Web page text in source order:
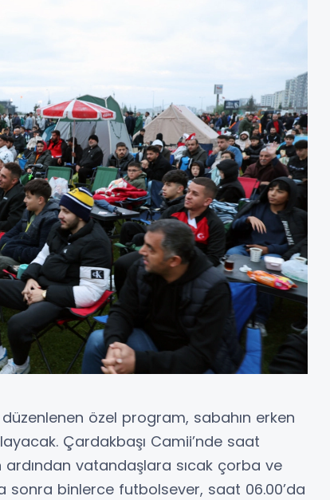
özel program, sabahın erken
Çardakbaşı Camii’nde saat
ardından vatandaşlara sıcak çorba ve
sonra binlerce futbolsever, saat 06.00’da